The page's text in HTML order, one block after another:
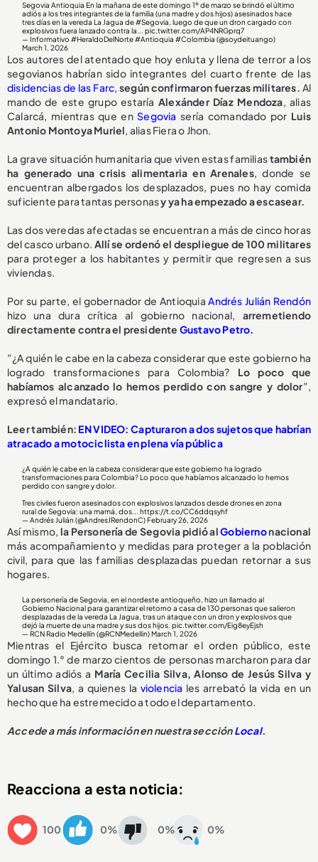
Segovia Antioquia En la mañana de este domingo 1º de marzo se brindó el último
adiós a los tres integrantes de la familia (una madre y dos hijos) asesinados hace
tres días en la vereda La Jagua de#Segovia , luego de que un dron cargado con
explosivos fuera lanzado contra la...pic.twitter.com/AP4NRGprq7
— Informativo #HeraldoDelNorte #Antioquia #Colombia (@soydeituango)
March 1, 2026
Los autores del atentado que hoy enluta y llena de terror a los
segovianos habrían sido integrantes del cuarto frente de las
disidencias de las Farc, según confirmaron fuerzas militares. Al
mando de este grupo estaría Alexánder Díaz Mendoza, alias
Calarcá, mientras que enSegoviasería comandado por Luis
Antonio Montoya Muriel, alias Fiera o Jhon.
La grave situación humanitaria que viven estas familiastambién
ha generado una crisis alimentaria en Arenales, donde se
encuentran albergados los desplazados, pues no hay comida
suficiente para tantas personasy ya ha empezado a escasear.
Las dos veredas afectadas se encuentran a más de cinco horas
del casco urbano. Allí se ordenó el despliegue de 100 militares
para proteger a los habitantes y permitir que regresen a sus
viviendas.
Por su parte, el gobernador de AntioquiaAndrés Julián Rendón
hizo una dura crítica al gobierno nacional, arremetiendo
directamente contra el presidente Gustavo Petro.
”¿A quién le cabe en la cabeza considerar que este gobierno ha
logrado transformaciones para Colombia? Lo poco que
habíamos alcanzado lo hemos perdido con sangre y dolor”,
expresó el mandatario.
Leer también: EN VIDEO: Capturaron a dos sujetos que habrían
atracado a motociclista en plena vía pública
¿A quién le cabe en la cabeza considerar que este gobierno ha logrado
transformaciones para Colombia? Lo poco que habíamos alcanzado lo hemos
perdido con sangre y dolor.
Tres civiles fueron asesinados con explosivos lanzados desde drones en zona
rural de Segovia: una mamá, dos...https://t.co/CC6ddqsyhf
— Andrés Julián (@AndresJRendonC)February 26, 2026
Así mismo, la Personería de Segovia pidió alGobiernonacional
más acompañamiento y medidas para proteger a la población
civil, para que las familias desplazadas puedan retornar a sus
hogares.
La personería de Segovia, en el nordeste antioqueño, hizo un llamado al
Gobierno Nacional para garantizar el retorno a casa de 130 personas que salieron
desplazadas de la vereda La Jagua, tras un ataque con un dron y explosivos que
dejó la muerte de una madre y sus dos hijos.pic.twitter.com/Eig8eyEjsh
— RCN Radio Medellín (@RCNMedellin)March 1, 2026
Mientras el Ejército busca retomar el orden público, este
domingo 1.° de marzo cientos de personas marcharon para dar
un último adiós a María Cecilia Silva, Alonso de Jesús Silva y
Yalusan Silva, a quienes la violencia les arrebató la vida en un
hecho que ha estremecido a todo el departamento.
Accede a más información en nuestra secciónLocal.
Reacciona a esta noticia:
100 0% 0% 0%